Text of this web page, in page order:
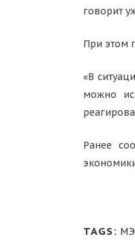
говорит
При этом
«В
можно
Ранее
TAGS: